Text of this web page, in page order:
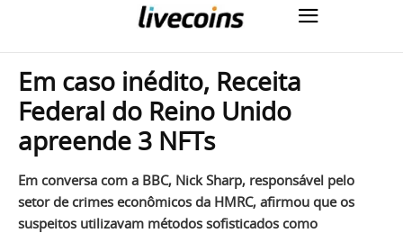
Em caso inédito, Receita
Federal do Reino Unido
apreende 3 NFTs
Em conversa com a BBC, Nick Sharp, responsável pelo
setor de crimes econômicos da HMRC, afirmou que os
suspeitos utilizavam métodos sofisticados como